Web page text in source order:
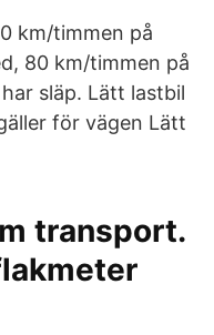
km/timmen på
80 km/timmen på
släp. Lätt lastbil
för vägen Lätt
transport.